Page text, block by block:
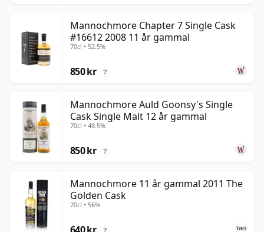
Mannochmore Chapter 7 Single Cask
#16612 2008 11 år gammal
70cl • 52.5%
850 kr ?
Mannochmore Auld Goonsy's Single
Cask Single Malt 12 år gammal
70cl • 48.5%
850 kr ?
Mannochmore 11 år gammal 2011 The
Golden Cask
70cl • 56%
?